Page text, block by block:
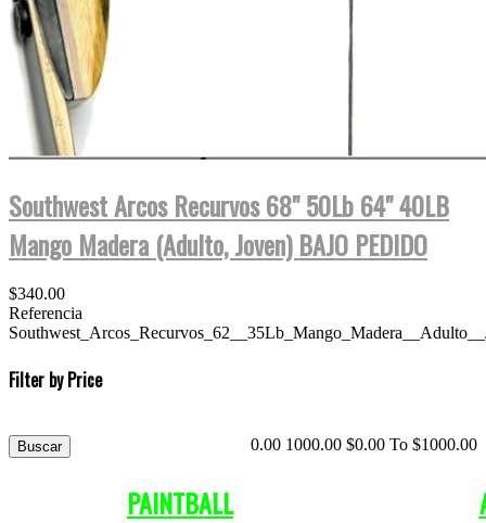
Southwest Arcos Recurvos 68" 50Lb 64" 40LB
Mango Madera (Adulto, Joven) BAJO PEDIDO
$340.00
Referencia
Filter by Price
0.00 1000.00 $0.00 To $1000.00
PAINTBALL